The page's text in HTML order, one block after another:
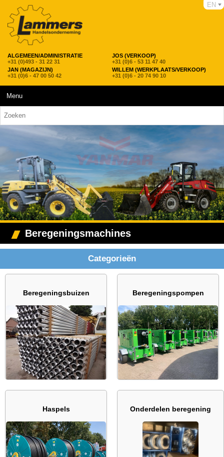
ALGEMEEN/ADMINISTRATIE
+31 (0)493 - 31 22 31
JOS (VERKOOP)
+31 (0)6 - 53 11 47 40
JAN (MAGAZIJN)
+31 (0)6 - 47 00 50 42
WILLEM (WERKPLAATS/VERKOOP)
+31 (0)6 - 20 74 90 10
EN
Menu
Beregeningsmachines
Categorieën
Beregeningsbuizen Beregeningspompen
Haspels Onderdelen beregening